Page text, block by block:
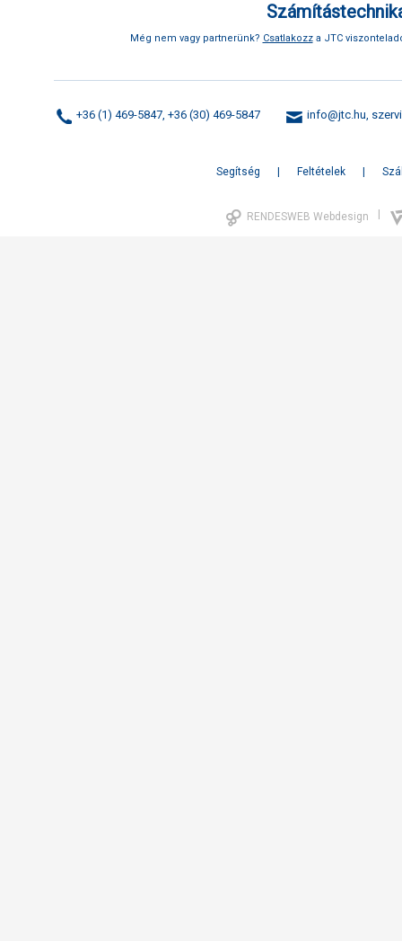
Még nem vagy partnerünk? Csatlakozza JTC
+36 (1) 469-5847, +36 (30) 469-5847 info@jtc.hu,
Segítség Feltételek
RENDESWEB Webdesign